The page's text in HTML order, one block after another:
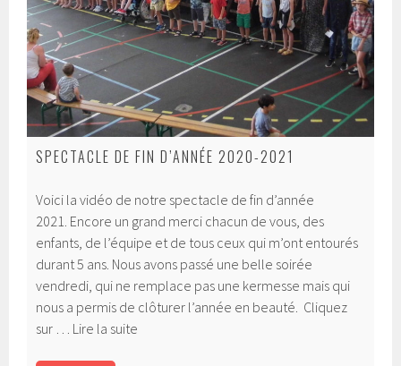
SPECTACLE DE FIN D’ANNÉE 2020-2021
Voici la vidéo de notre spectacle de fin d’année
2021. Encore un grand merci chacun de vous, des
enfants, de l’équipe et de tous ceux qui m’ont entourés
durant 5 ans. Nous avons passé une belle soirée
vendredi, qui ne remplace pas une kermesse mais qui
nous a permis de clôturer l’année en beauté. Cliquez
sur … Lire la suite